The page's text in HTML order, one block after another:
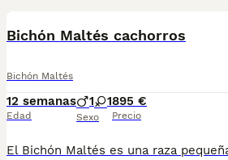
Bichón Maltés cachorros
Bichón Maltés
12 semanas
Edad
1 1
Sexo
895 €
Precio